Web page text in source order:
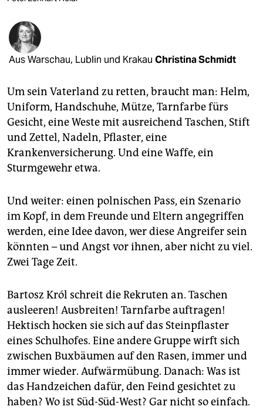
veranstaltungen
shop
unterstützen
abo
genossenschaft
epaper login
Aus Warschau, Lublin und Krakau Christina Schmidt
Um sein Vaterland zu retten, braucht man: Helm,
Uniform, Handschuhe, Mütze, Tarnfarbe fürs
Gesicht, eine Weste mit ausreichend Taschen, Stift
und Zettel, Nadeln, Pflaster, eine
Krankenversicherung. Und eine Waffe, ein
Sturmgewehr etwa.
Und weiter: einen polnischen Pass, ein Szenario
im Kopf, in dem Freunde und Eltern angegriffen
werden, eine Idee davon, wer diese Angreifer sein
könnten – und Angst vor ihnen, aber nicht zu viel.
Zwei Tage Zeit.
Bartosz Król schreit die Rekruten an. Taschen
ausleeren! Ausbreiten! Tarnfarbe auftragen!
Hektisch hocken sie sich auf das Steinpflaster
eines Schulhofes. Eine andere Gruppe wirft sich
zwischen Buxbäumen auf den Rasen, immer und
immer wieder. Aufwärmübung. Danach: Was ist
das Handzeichen dafür, den Feind gesichtet zu
haben? Wo ist Süd-Süd-West? Gar nicht so einfach.